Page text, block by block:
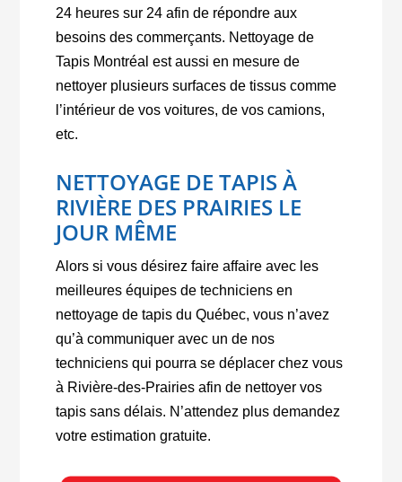
24 heures sur 24 afin de répondre aux
besoins des commerçants. Nettoyage de
Tapis Montréal est aussi en mesure de
nettoyer plusieurs surfaces de tissus comme
l’intérieur de vos voitures, de vos camions,
etc.
NETTOYAGE DE TAPIS À
RIVIÈRE DES PRAIRIES LE
JOUR MÊME
Alors si vous désirez faire affaire avec les
meilleures équipes de techniciens en
nettoyage de tapis du Québec, vous n’avez
qu’à communiquer avec un de nos
techniciens qui pourra se déplacer chez vous
à Rivière-des-Prairies afin de nettoyer vos
tapis sans délais. N’attendez plus demandez
votre estimation gratuite.